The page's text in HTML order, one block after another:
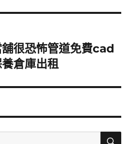
很恐怖管道免費cad
倉庫出租
搜